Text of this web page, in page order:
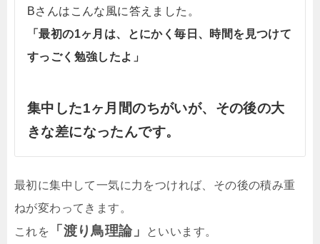
Bさんはこんな風に答えました。
「最初の1ヶ月は、とにかく毎日、時間を見つけて
すっごく勉強したよ」
集中した1ヶ月間のちがいが、その後の大
きな差になったんです。
最初に集中して一気に力をつければ、その後の積み重
ねが変わってきます。
これを
「渡り鳥理論」 といいます。